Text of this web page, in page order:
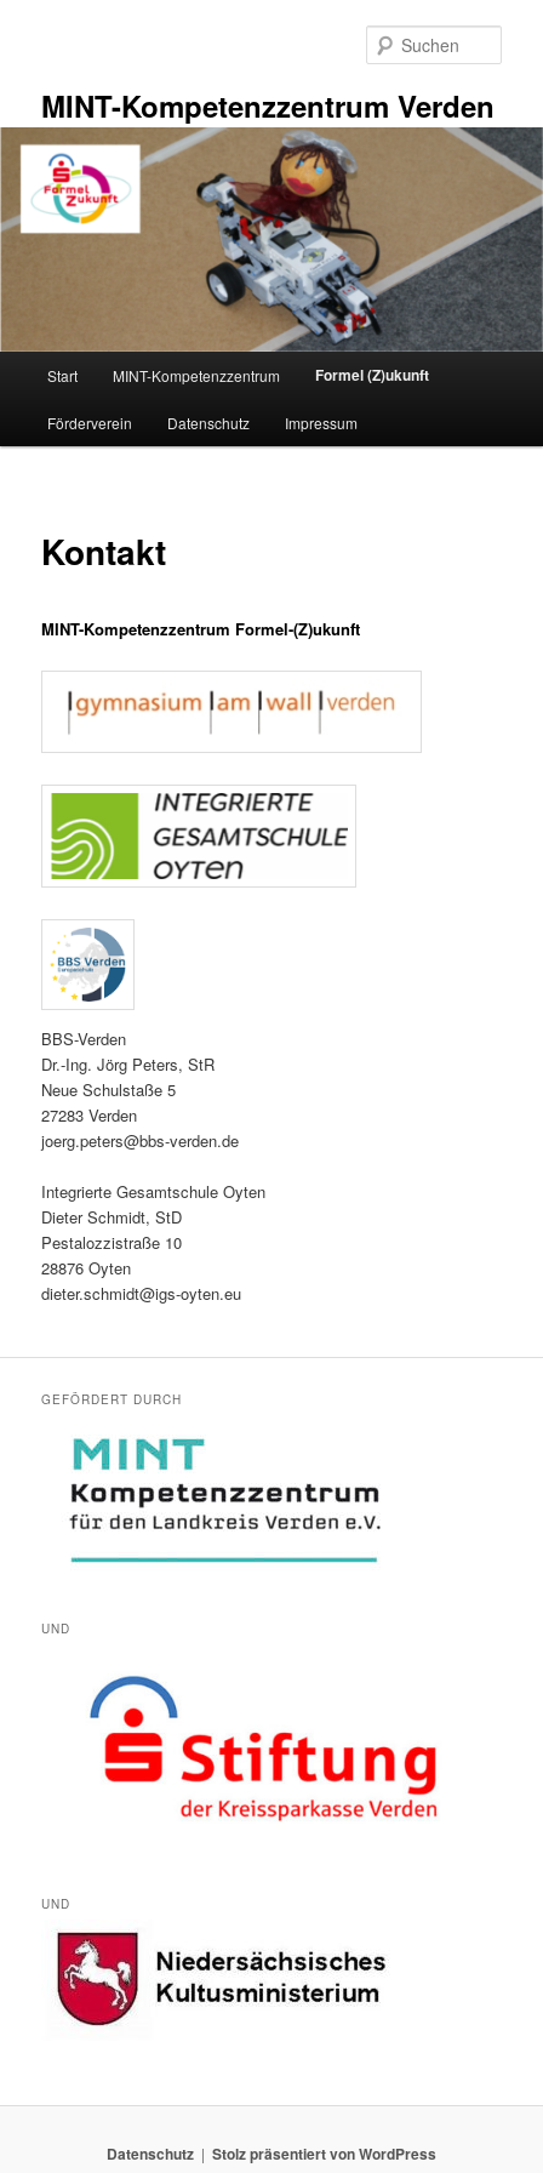
MINT-Kompetenzzentrum Verden
Start MINT-Kompetenzzentrum Formel (Z)ukunft
Förderverein Datenschutz Impressum
Kontakt
MINT-Kompetenzzentrum Formel-(Z)ukunft
BBS-Verden
Dr.-Ing. Jörg Peters, StR
Neue Schulstaße 5
27283 Verden
joerg.peters@bbs-verden.de
Integrierte Gesamtschule Oyten
Dieter Schmidt, StD
Pestalozzistraße 10
28876 Oyten
dieter.schmidt@igs-oyten.eu
GEFÖRDERT DURCH
UND
UND
Datenschutz Stolz präsentiert von WordPress